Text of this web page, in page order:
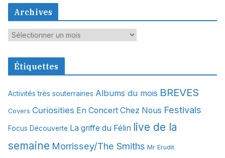
Archives
A
c
v
e
Étiquettes
Activités très souterraines Albums du mois BREVES
Covers Curiosities En Concert Chez Nous Festivals
Focus Découverte La griffe du Félin live de la
semaine Morrissey/The Smiths Mr Erudit